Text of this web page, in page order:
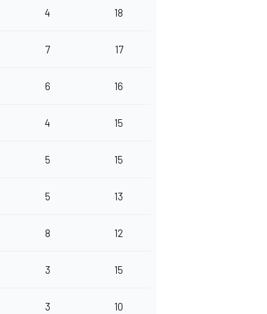
4 18
7 17
6 16
4 15
5 15
5 13
8 12
3 15
3 10